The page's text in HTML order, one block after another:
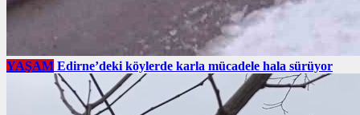
YAŞAM Edirne’deki köylerde karla mücadele hala sürüyor